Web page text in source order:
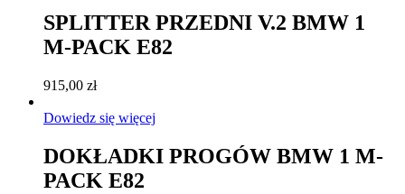
SPLITTER PRZEDNI V.2 BMW 1
M-PACK E82
915,00 zł
Dowiedz się więcej
DOKŁADKI PROGÓW BMW 1 M-
PACK E82